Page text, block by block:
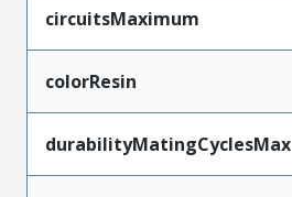
circuitsMaximum
colorResin
durabilityMatingCyclesMax